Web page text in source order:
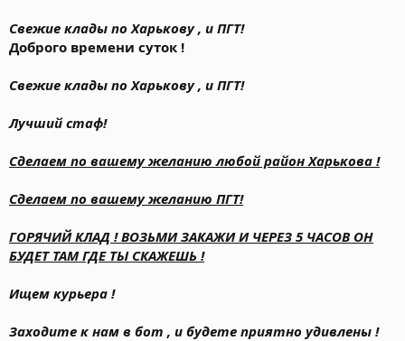
Свежие клады по Харькову , и ПГТ!
Доброго времени суток !
Свежие клады по Харькову , и ПГТ!
Лучший стаф!
Сделаем по вашему желанию любой район Харькова !
Сделаем по вашему желанию ПГТ!
ГОРЯЧИЙ КЛАД ! ВОЗЬМИ ЗАКАЖИ И ЧЕРЕЗ 5 ЧАСОВ ОН
БУДЕТ ТАМ ГДЕ ТЫ СКАЖЕШЬ !
Ищем курьера !
Заходите к нам в бот , и будете приятно удивлены !